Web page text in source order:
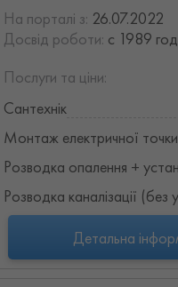
На порталі з: 26.07.2022
Досвід роботи: с 1989
Послуги та ціни:
Сантехнік
Монтаж електричної точки
Розводка опалення +
Розводка каналізації (без
Детальна